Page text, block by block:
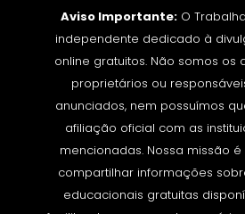
Aviso Importante: O
independente dedicado à
online gratuitos. Não somos os
proprietários ou
anunciados, nem possuímos
afiliação oficial com as
mencionadas. Nossa missão
compartilhar informações
educacionais gratuitas